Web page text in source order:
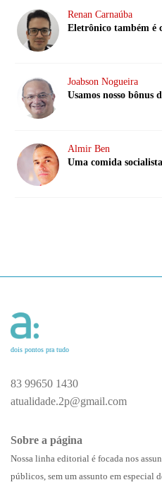
Renan Carnaúba
Eletrônico também é
Joabson Nogueira
Usamos nosso
Almir Ben
Uma comida
dois pontos pra tudo
83 99650 1430
atualidade.2p@gmail.com
Sobre a página
Nossa linha editorial é focada nos
públicos, sem um assunto em especial